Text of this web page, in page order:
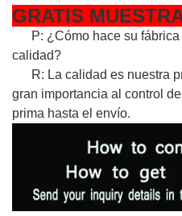
GRATIS
P: ¿Cómo hace su
calidad?
R: La calidad es nuestra
gran importancia al control
prima hasta el envío.